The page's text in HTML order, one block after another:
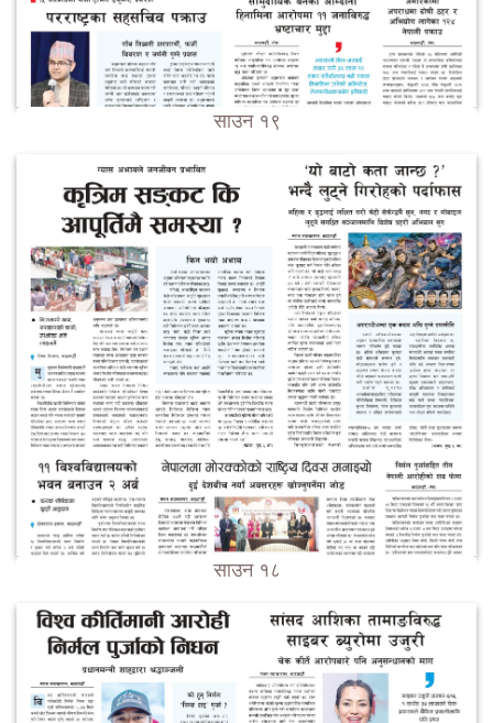
साउन १९
साउन १८